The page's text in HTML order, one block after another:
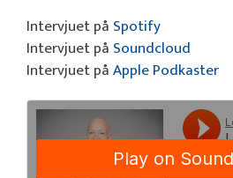
Intervjuet på Spotify
Intervjuet på Soundcloud
Intervjuet påApple Podkaster